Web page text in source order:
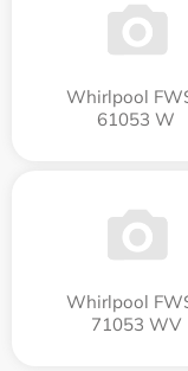
Whirlpool
61053 W
Whirlpool
71053 WV